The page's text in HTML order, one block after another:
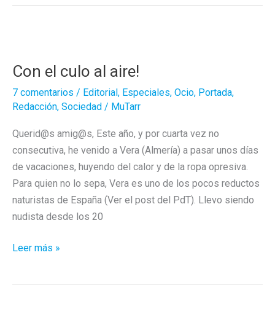
Con el culo al aire!
7 comentarios / Editorial, Especiales, Ocio, Portada,
Redacción, Sociedad / MuTarr
Querid@s amig@s, Este año, y por cuarta vez no
consecutiva, he venido a Vera (Almería) a pasar unos días
de vacaciones, huyendo del calor y de la ropa opresiva.
Para quien no lo sepa, Vera es uno de los pocos reductos
naturistas de España (Ver el post del PdT). Llevo siendo
nudista desde los 20
Con
Leer más »